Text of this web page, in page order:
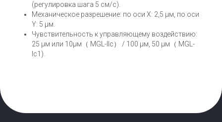
(регулировка шага 5 см/с).
Механическое разрешение: по оси X: 2,5 µм, по оси
Y: 5 µм.
Чувствительность к управляющему воздействию:
25 µм или 10µм（ MGL-IIc） / 100 µм, 50 µм（ MGL-
Ic1).